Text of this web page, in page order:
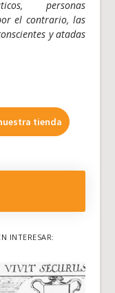
personas
el contrario, las
y atadas
tienda
INTERESAR: